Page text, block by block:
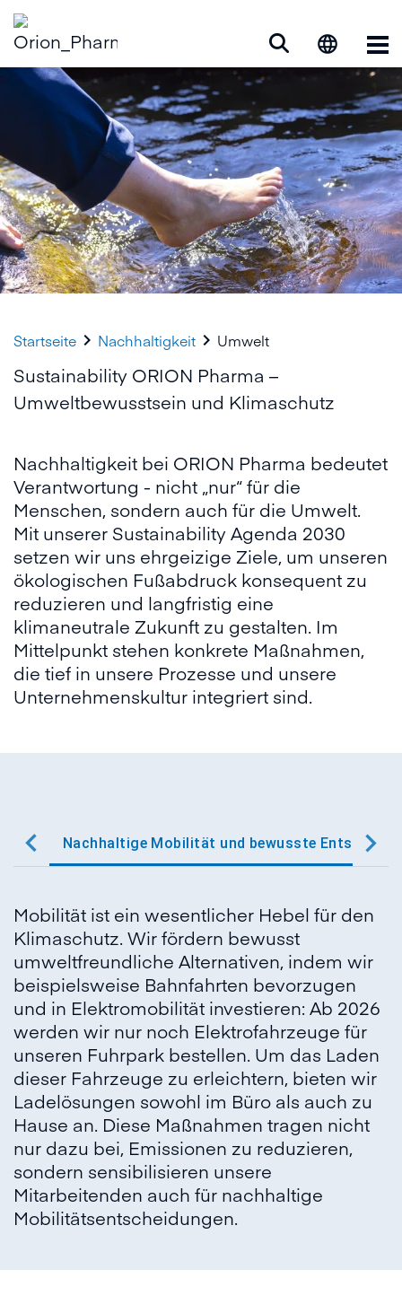
Startseite  Nachhaltigkeit  Umwelt
Sustainability ORION Pharma –
Umweltbewusstsein und Klimaschutz
Nachhaltigkeit bei ORION Pharma bedeutet
Verantwortung - nicht „nur“ für die
Menschen, sondern auch für die Umwelt.
Mit unserer Sustainability Agenda 2030
setzen wir uns ehrgeizige Ziele, um unseren
ökologischen Fußabdruck konsequent zu
reduzieren und langfristig eine
klimaneutrale Zukunft zu gestalten. Im
Mittelpunkt stehen konkrete Maßnahmen,
die tief in unsere Prozesse und unsere
Unternehmenskultur integriert sind.
Nachhaltige Mobilität und bewusste
Mobilität ist ein wesentlicher Hebel für den
Klimaschutz. Wir fördern bewusst
umweltfreundliche Alternativen, indem wir
beispielsweise Bahnfahrten bevorzugen
und in Elektromobilität investieren: Ab 2026
werden wir nur noch Elektrofahrzeuge für
unseren Fuhrpark bestellen. Um das Laden
dieser Fahrzeuge zu erleichtern, bieten wir
Ladelösungen sowohl im Büro als auch zu
Hause an. Diese Maßnahmen tragen nicht
nur dazu bei, Emissionen zu reduzieren,
sondern sensibilisieren unsere
Mitarbeitenden auch für nachhaltige
Mobilitätsentscheidungen.